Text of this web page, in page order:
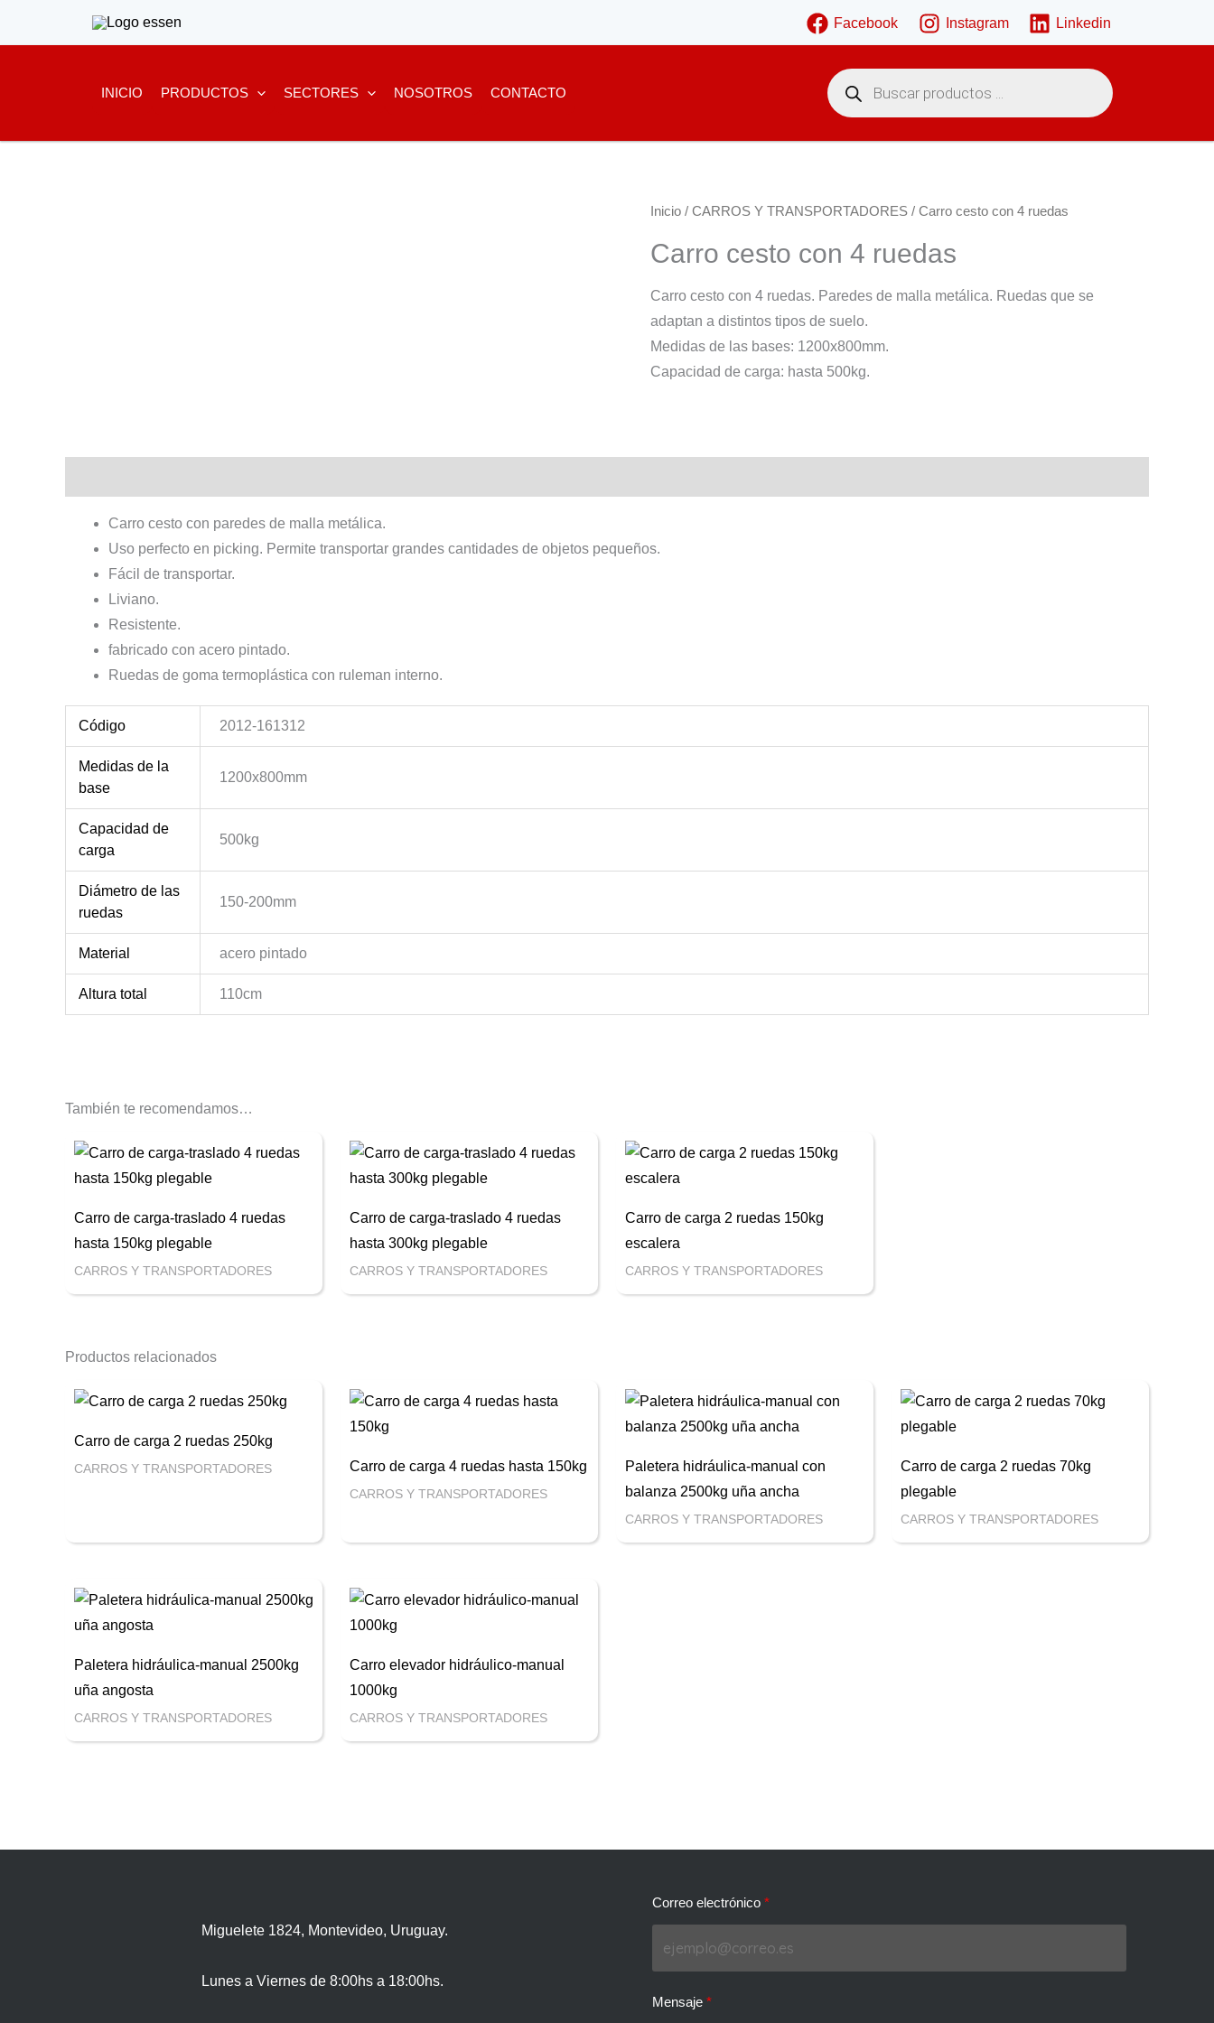
Facebook Instagram Linkedin
INICIO PRODUCTOS SECTORES NOSOTROS CONTACTO
B
ú
s
e
e
p
o
d
c
t
o
Inicio / CARROS Y TRANSPORTADORES / Carro cesto con 4 ruedas
Carro cesto con 4 ruedas
Carro cesto con 4 ruedas. Paredes de malla metálica. Ruedas que se
adaptan a distintos tipos de suelo.
Medidas de las bases: 1200x800mm.
Capacidad de carga: hasta 500kg.
Carro cesto con paredes de malla metálica.
Uso perfecto en picking. Permite transportar grandes cantidades de objetos pequeños.
Fácil de transportar.
Liviano.
Resistente.
fabricado con acero pintado.
Ruedas de goma termoplástica con ruleman interno.
Código 2012-161312
Medidas de la
base
1200x800mm
Capacidad de
carga
500kg
Diámetro de las
ruedas
150-200mm
Material acero pintado
Altura total 110cm
También te recomendamos…
Carro de carga-traslado 4 ruedas
hasta 150kg plegable
CARROS Y TRANSPORTADORES
Carro de carga-traslado 4 ruedas
hasta 300kg plegable
CARROS Y TRANSPORTADORES
Carro de carga 2 ruedas 150kg
escalera
CARROS Y TRANSPORTADORES
Productos relacionados
Carro de carga 2 ruedas 250kg
CARROS Y TRANSPORTADORES Carro de carga 4 ruedas hasta 150kg
CARROS Y TRANSPORTADORES
Paletera hidráulica-manual con
balanza 2500kg uña ancha
CARROS Y TRANSPORTADORES
Carro de carga 2 ruedas 70kg
plegable
CARROS Y TRANSPORTADORES
Paletera hidráulica-manual 2500kg
uña angosta
CARROS Y TRANSPORTADORES
Carro elevador hidráulico-manual
1000kg
CARROS Y TRANSPORTADORES
Miguelete 1824, Montevideo, Uruguay.
Lunes a Viernes de 8:00hs a 18:00hs.
Correo electrónico
Mensaje